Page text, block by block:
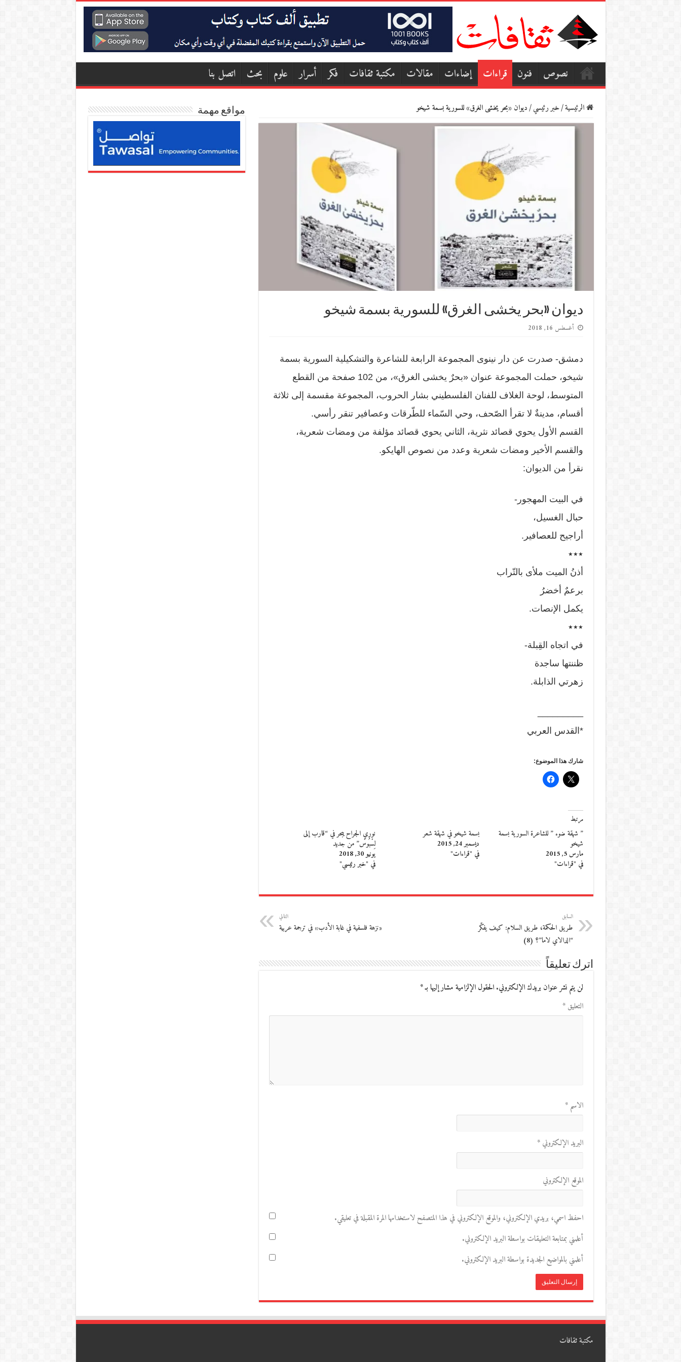
نصوص فنون قراءات إضاءات مقالات مكتبة ثقافات فكر أسرار علوم بحث اتصل بنا
الرئيسية/خبر رئيسي/ديوان «بحر يخشى الغرق» للسورية بسمة شيخو
ديوان «بحر يخشى الغرق» للسورية بسمة شيخو
أغسطس 16, 2018
دمشق- صدرت عن دار نينوى المجموعة الرابعة للشاعرة والتشكيلية السورية بسمة
شيخو، حملت المجموعة عنوان «بحرٌ يخشى الغرق»، من 102 صفحة من القطع
المتوسط، لوحة الغلاف للفنان الفلسطيني بشار الحروب، المجموعة مقسمة إلى ثلاثة
أقسام، مدينةٌ لا تقرأ الصّحف، وحي السّماء للطّرقات وعصافير تنقر رأسي.
القسم الأول يحوي قصائد نثرية، الثاني يحوي قصائد مؤلفة من ومضات شعرية،
والقسم الأخير ومضات شعرية وعدد من نصوص الهايكو.
نقرأ من الديوان:
في البيت المهجور-
حبال الغسيل،
أراجيح للعصافير.
٭٭٭
أذنُ الميت ملأى بالتّراب
برعمٌ أخضرُ
يكمل الإنصات.
٭٭٭
في اتجاه القِبلة-
ظننتها ساجدة
زهرتي الذابلة.
*القدس العربي
شارك هذا الموضوع:
مرتبط
” شهقة ضوء ” للشاعرة السورية بسمة
شيخو
مارس 5, 2015
في "قراءات"
بسمة شيخو في شهقة شعر
ديسمبر 24, 2015
في "قراءات"
نوري الجراح يبحر في “قارب إلى
لِسْبُوسْ” من جديد
يونيو 30, 2018
في "خبر رئيسي"
السابق
طريق الحكمة، طريق السلام: كيف يفكّر
“الدالاي لاما”؟ (8)
التالي
«نزهة فلسفية في غابة الأدب» في ترجمة عربية
اترك تعليقاً
لن يتم نشر عنوان بريدك الإلكتروني. الحقول الإلزامية مشار إليها بـ*
التعليق*
الاسم*
البريد الإلكتروني*
الموقع الإلكتروني
احفظ اسمي، بريدي الإلكتروني، والموقع الإلكتروني في هذا المتصفح لاستخدامها المرة المقبلة في تعليقي.
أعلمني بمتابعة التعليقات بواسطة البريد الإلكتروني.
أعلمني بالمواضيع الجديدة بواسطة البريد الإلكتروني.
مواقع مهمة
مكتبة ثقافات